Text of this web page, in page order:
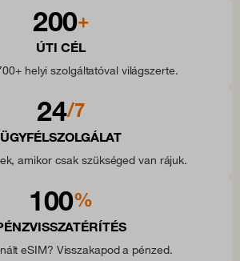
200+
ÚTI CÉL
helyi szolgáltatóval világszerte.
24/7
ÜGYFÉLSZOLGÁLAT
amikor csak szükséged van rájuk.
100%
eSIM? Visszakapod a pénzed.